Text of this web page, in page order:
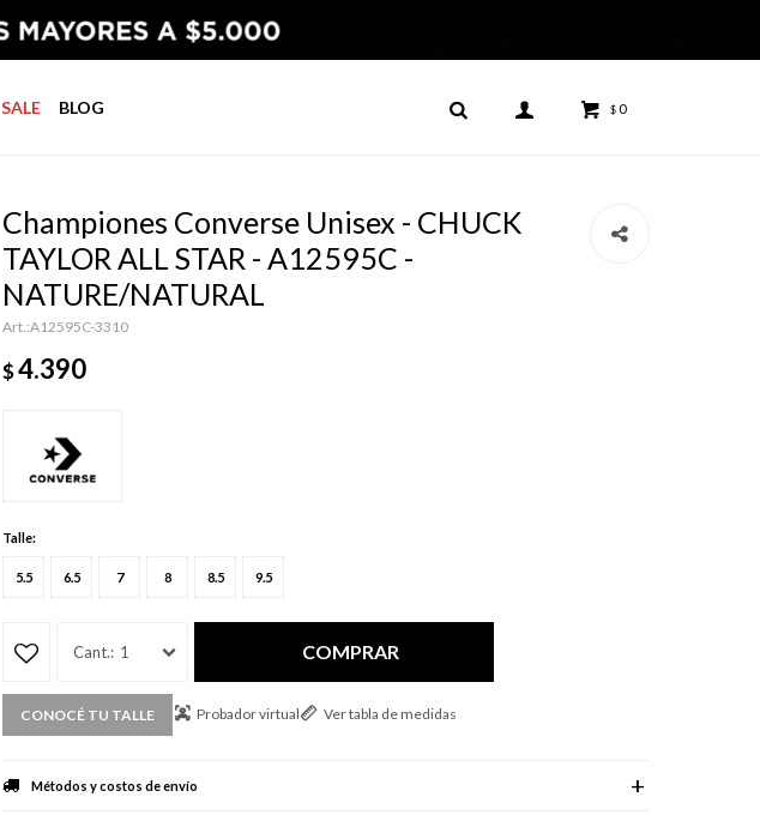
SALE BLOG $ 0
Championes Converse Unisex - CHUCK
TAYLOR ALL STAR - A12595C -
NATURE/NATURAL
A12595C-3310
$4.390
Talle:
5.5 6.5 7 8 8.5 9.5
1 COMPRAR
CONOCÉ TU TALLE Probador virtual Ver tabla de medidas
Métodos y costos de envío